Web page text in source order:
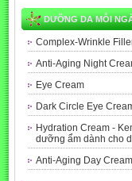
DƯỠNG DA MỖI
Complex-Wrinkle
Anti-Aging Night
Eye Cream
Dark Circle Eye
Hydration Cream -
dưỡng ẩm dành cho
Anti-Aging Day Cream